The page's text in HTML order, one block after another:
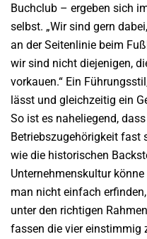
Buchclub – ergeben sich
selbst. „Wir sind gern
an der Seitenlinie beim
wir sind nicht diejenigen,
vorkauen.“ Ein
lässt und gleichzeitig ein
So ist es naheliegend,
Betriebszugehörigkeit fast
wie die historischen
Unternehmenskultur
man nicht einfach
unter den richtigen
fassen die vier einstimmig